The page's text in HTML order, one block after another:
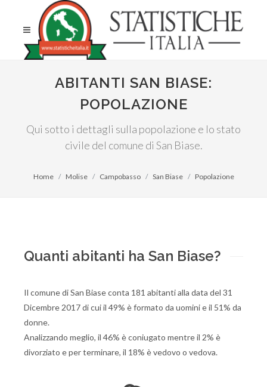
ABITANTI SAN BIASE:
POPOLAZIONE
Qui sotto i dettagli sulla popolazione e lo stato
civile del comune di San Biase.
Home Molise Campobasso San Biase Popolazione
Quanti abitanti ha San Biase?
Il comune di San Biase conta 181 abitanti alla data del 31
Dicembre 2017 di cui il 49% è formato da uomini e il 51% da
donne.
Analizzando meglio, il 46% è coniugato mentre il 2% è
divorziato e per terminare, il 18% è vedovo o vedova.